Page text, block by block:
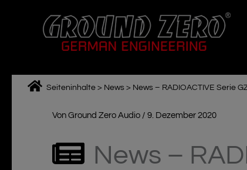
Seiteninhalte> News> News – RADIOACTIVE Serie
News –
Von Ground Zero Audio / 9. Dezember 2020